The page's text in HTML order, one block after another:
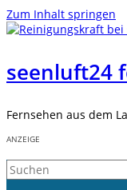
Zum Inhalt springen
seenluft24
Fernsehen aus dem
ANZEIGE